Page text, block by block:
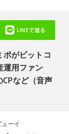
ポがビットコ
運用ファン
CPなど（音声
LINEで送る
ーイ